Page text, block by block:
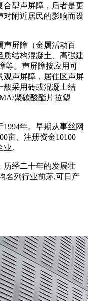
合型声屏障，后者是更
对附近居民的影响而设
声屏障（金属活动百
质结构混凝土、高强建
等。声屏障按应用可
观声屏障，居住区声屏
般采用砖或混凝土结
聚碳酸酯片拉塑
年。早期从事丝网
亩、注册资金10100
。
历经二十年的发展壮
名列行业前茅,可日产